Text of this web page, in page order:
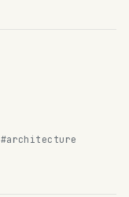
#architecture